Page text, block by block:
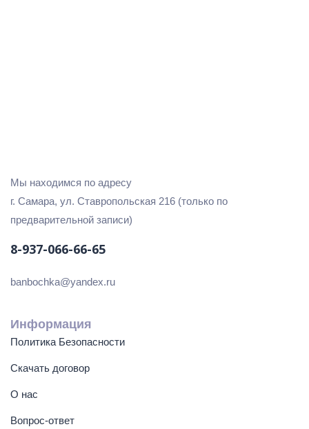
Мы находимся по адресу
г. Самара, ул. Ставропольская 216 (только по
предварительной записи)
8-937-066-66-65
banbochka@yandex.ru
Информация
Политика Безопасности
Скачать договор
О нас
Вопрос-ответ